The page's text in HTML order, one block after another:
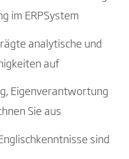
im ERPSystem
analytische und
auf
Eigenverantwortung
Sie aus
sind